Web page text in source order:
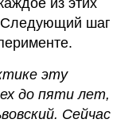
из этих
Следующий шаг
эту
до пяти лет,
Сейчас